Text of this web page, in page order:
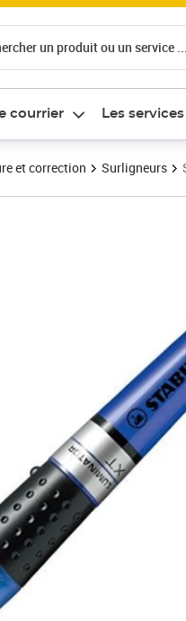
un produit ou un service
courrier Les services
et correction Surligneurs